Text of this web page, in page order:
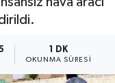
1 DK
OKUNMA SÜRESI